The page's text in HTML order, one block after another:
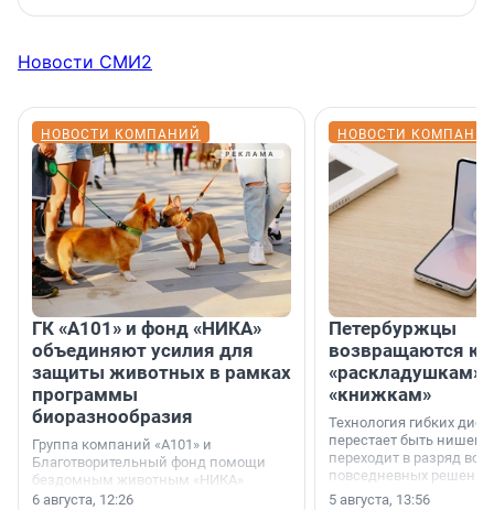
Новости СМИ2
НОВОСТИ КОМПАНИЙ
ГК «А101» и фонд «НИКА»
объединяют усилия для
защиты животных в рамках
программы
биоразнообразия
Группа компаний «А101» и
Благотворительный фонд помощи
бездомным животным «НИКА»
заключили соглашение о
6 августа, 12:26
НОВОСТИ
Петербуржцы
возвращаются к
«раскладушкам»
«книжкам»
Технология гибких
перестает быть
переходит в разряд
повседневных
5 августа, 13:56